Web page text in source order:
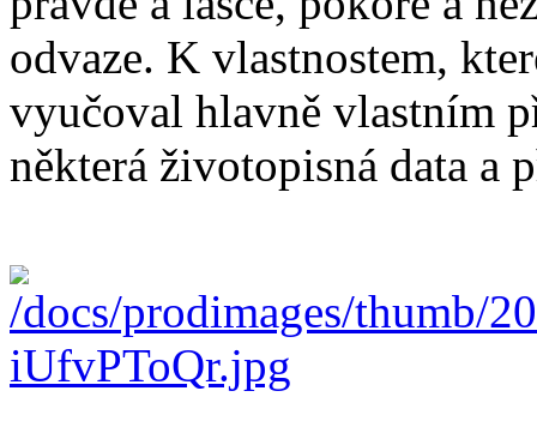
odvaze. K vlastnostem,
vyučoval hlavně vlastním
některá životopisná data a